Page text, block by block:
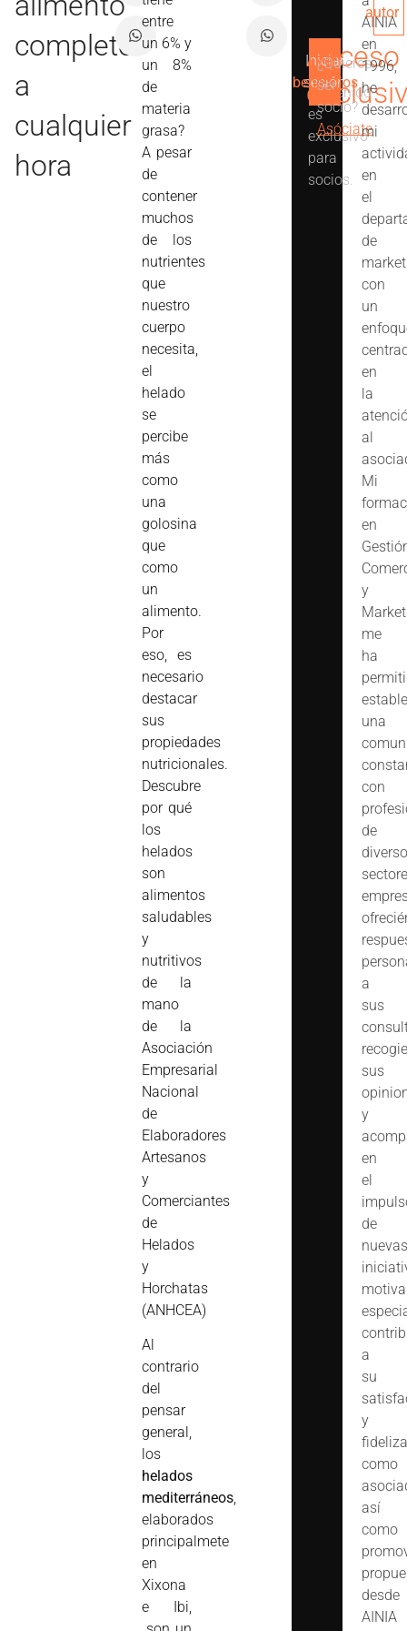
completo
a
cualquier
hora
entre
un 6% y
un 8%
de
materia
grasa?
A pesar
de
contener
muchos
de los
nutrientes
que
nuestro
cuerpo
necesita,
el
helado
se
percibe
más
como
una
golosina
que
como
un
alimento.
Por
eso, es
necesario
destacar
sus
propiedades
nutricionales.
Descubre
por qué
los
helados
son
alimentos
saludables
y
nutritivos
de la
mano
de la
Asociación
Empresarial
Nacional
de
Elaboradores
Artesanos
y
Comerciantes
de
Helados
y
Horchatas
(ANHCEA)
Al
contrario
del
pensar
general,
los
helados
mediterráneos,
elaborados
principalmete
en
Xixona
e Ibi,
Acceso
Este
contenido
es
exclusivo
para
socios.
Iniciar
sesión
Ver
beneficios
¿Quieres
ser
socio?
Asóciate
AINIA
en
1996,
he
mi
en
el
de
con
un
en
la
al
Mi
en
y
me
ha
una
con
de
a
sus
sus
y
en
el
de
nuevas
motiva
a
su
y
como
así
como
desde
AINIA
autor